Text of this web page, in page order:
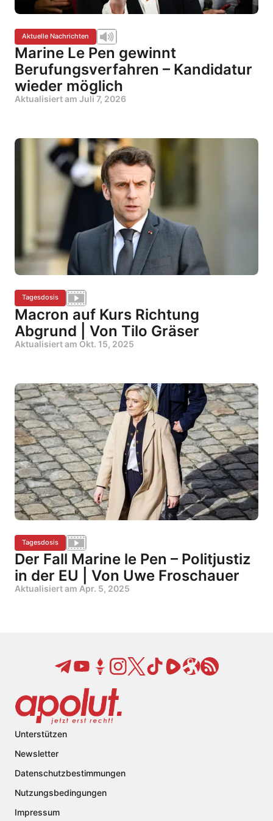
Aktuelle Nachrichten
Marine Le Pen gewinnt
Berufungsverfahren – Kandidatur
wieder möglich
Aktualisiert am Juli 7, 2026
Tagesdosis
Macron auf Kurs Richtung
Abgrund | Von Tilo Gräser
Aktualisiert am Okt. 15, 2025
Tagesdosis
Der Fall Marine le Pen – Politjustiz
in der EU | Von Uwe Froschauer
Aktualisiert am Apr. 5, 2025
Unterstützen
Newsletter
Datenschutzbestimmungen
Nutzungsbedingungen
Impressum